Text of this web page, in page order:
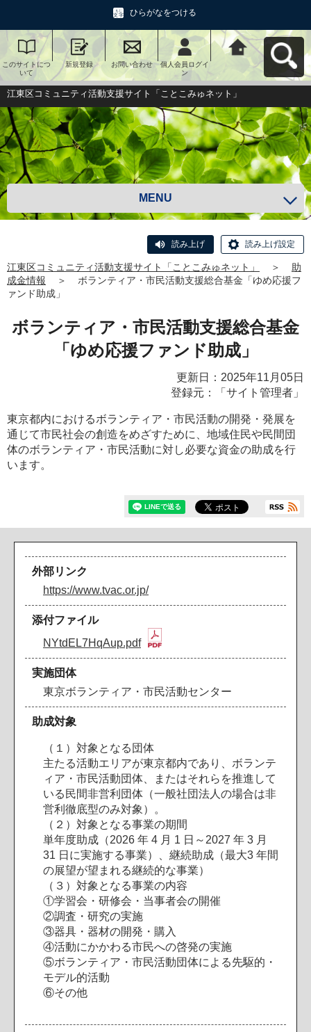
ひらがなをつける
このサイトにつ
いて
新規登録 お問い合わせ
個人会員ログイ
ン
江東区コミュニ
ティ活動支援サ
イト「ことこみ
ゅネット」へ戻
る
江東区コミュニティ活動支援サイト「ことこみゅネット」
MENU
読み上げ 読み上げ設定
江東区コミュニティ活動支援サイト「ことこみゅネット」 ＞
助
成金情報
＞
ボランティア・市民活動支援総合基金「ゆめ応援フ
ァンド助成」
ボランティア・市民活動支援総合基金
「ゆめ応援ファンド助成」
更新日：2025年11月05日
登録元：「サイト管理者」
東京都内におけるボランティア・市民活動の開発・発展を
通じて市民社会の創造をめざすために、地域住民や民間団
体のボランティア・市民活動に対し必要な資金の助成を行
います。
外部リンク
https://www.tvac.or.jp/
添付ファイル
NYtdEL7HqAup.pdf
実施団体
東京ボランティア・市民活動センター
助成対象
（１）対象となる団体
主たる活動エリアが東京都内であり、ボランテ
ィア・市民活動団体、またはそれらを推進して
いる民間非営利団体（一般社団法人の場合は非
営利徹底型のみ対象）。
（２）対象となる事業の期間
単年度助成（2026 年 4 月 1 日～2027 年 3 月
31 日に実施する事業）、継続助成（最大3 年間
の展望が望まれる継続的な事業）
（３）対象となる事業の内容
①学習会・研修会・当事者会の開催
②調査・研究の実施
③器具・器材の開発・購入
④活動にかかわる市民への啓発の実施
⑤ボランティア・市民活動団体による先駆的・
モデル的活動
⑥その他